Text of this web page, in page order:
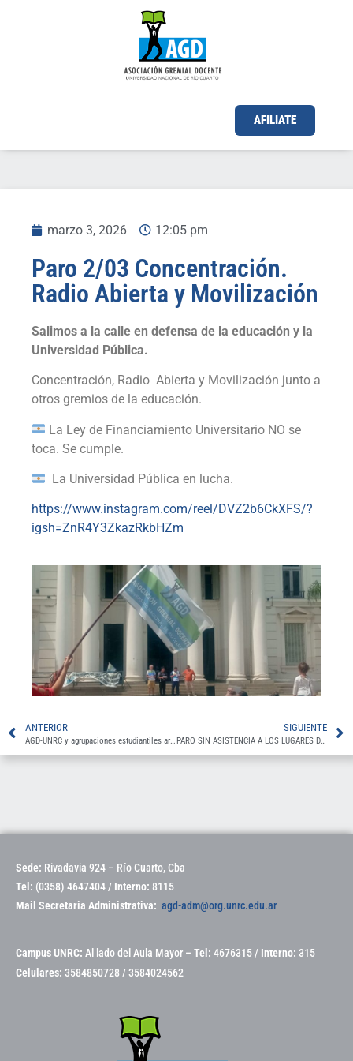
AFILIATE
marzo 3, 2026 12:05 pm
Paro 2/03 Concentración.
Radio Abierta y Movilización
Salimos a la calle en defensa de la educación y la
Universidad Pública.
Concentración, Radio Abierta y Movilización junto a
otros gremios de la educación.
La Ley de Financiamiento Universitario NO se
toca. Se cumple.
La Universidad Pública en lucha.
https://www.instagram.com/reel/DVZ2b6CkXFS/?
igsh=ZnR4Y3ZkazRkbHZm
ANTERIOR SIGUIENTE
PARO SIN ASISTENCIA A LOS LUGARES DE TRABAJO DEL 02 AL 13/3
Sede: Rivadavia 924 – Río Cuarto, Cba
Tel: (0358) 4647404 / Interno: 8115
Mail Secretaria Administrativa: agd-adm@org.unrc.edu.ar
Campus UNRC: Al lado del Aula Mayor – Tel: 4676315 / Interno: 315
Celulares: 3584850728 / 3584024562